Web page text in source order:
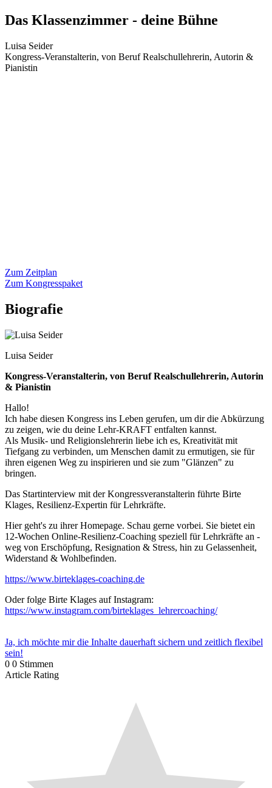
Zum
Inhalt
Das Klassenzimmer - deine Bühne
Luisa Seider
Kongress-Veranstalterin, von Beruf Realschullehrerin, Autorin &
Pianistin
Zum Zeitplan
Zum Kongresspaket
Biografie
Luisa Seider
Kongress-Veranstalterin, von Beruf Realschullehrerin, Autorin
& Pianistin
Hallo!
Ich habe diesen Kongress ins Leben gerufen, um dir die Abkürzung
zu zeigen, wie du deine Lehr-KRAFT entfalten kannst.
Als Musik- und Religionslehrerin liebe ich es, Kreativität mit
Tiefgang zu verbinden, um Menschen damit zu ermutigen, sie für
ihren eigenen Weg zu inspirieren und sie zum "Glänzen" zu
bringen.
Das Startinterview mit der Kongressveranstalterin führte Birte
Klages, Resilienz-Expertin für Lehrkräfte.
Hier geht's zu ihrer Homepage. Schau gerne vorbei. Sie bietet ein
12-Wochen Online-Resilienz-Coaching speziell für Lehrkräfte an -
weg von Erschöpfung, Resignation & Stress, hin zu Gelassenheit,
Widerstand & Wohlbefinden.
https://www.birteklages-coaching.de
Oder folge Birte Klages auf Instagram:
https://www.instagram.com/birteklages_lehrercoaching/
Ja, ich möchte mir die Inhalte dauerhaft sichern und zeitlich flexibel
sein!
0 0 Stimmen
Article Rating